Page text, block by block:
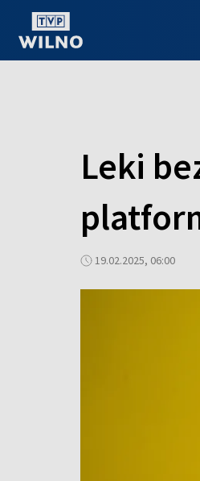
Leki
19.02.2025, 06:00